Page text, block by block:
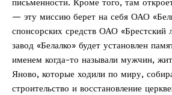
письменности. Кроме того, там
— эту миссию берет на себя ОАО
спонсорских средств ОАО «Брестский
завод «Белалко» будет установлен
именем когда-то называли мужчин,
Яново, которые ходили по миру,
строительство и восстановление